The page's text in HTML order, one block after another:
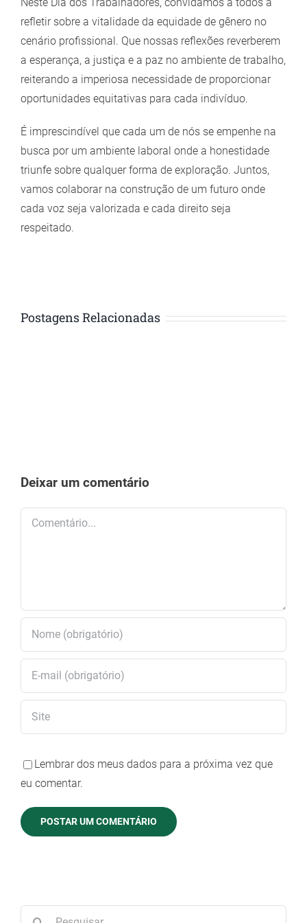
Image
refletir sobre a vitalidade da equidade de gênero no
cenário profissional. Que nossas reflexões reverberem
a esperança, a justiça e a paz no ambiente de trabalho,
reiterando a imperiosa necessidade de proporcionar
oportunidades equitativas para cada indivíduo.
É imprescindível que cada um de nós se empenhe na
busca por um ambiente laboral onde a honestidade
triunfe sobre qualquer forma de exploração. Juntos,
vamos colaborar na construção de um futuro onde
cada voz seja valorizada e cada direito seja
respeitado.
Postagens Relacionadas
Deixar um comentário
Comentário
Lembrar dos meus dados para a próxima vez que
eu comentar.